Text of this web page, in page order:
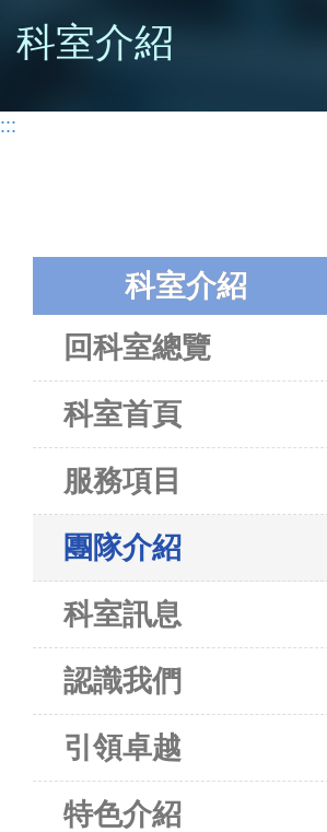
科室介紹
:::
科室介紹
回科室總覽
科室首頁
服務項目
團隊介紹
科室訊息
認識我們
引領卓越
特色介紹